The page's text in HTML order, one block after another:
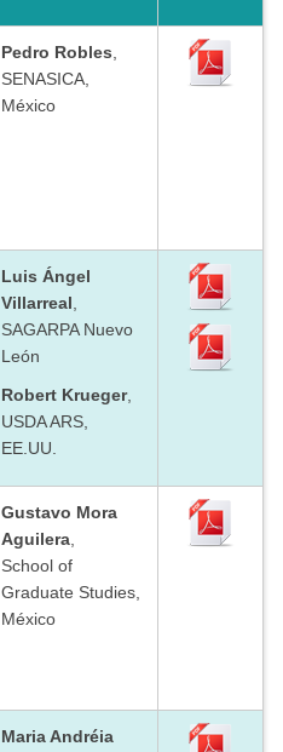
Pedro Robles
SENASICA,
México
Luis Ángel
Villarreal
SAGARPA Nuevo
León
Robert Krueger,
USDA ARS,
EE.UU.
Gustavo Mora
Aguilera
School of
Graduate Studies,
México
Maria Andréia